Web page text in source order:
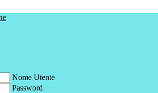
Nome Utente
Password